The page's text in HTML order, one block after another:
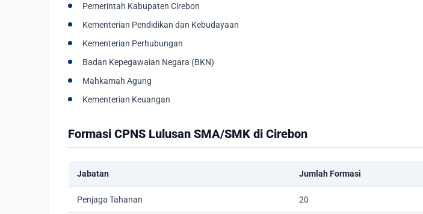
Pemerintah Kabupaten Cirebon
Kementerian Pendidikan dan Kebudayaan
Kementerian Perhubungan
Badan Kepegawaian Negara (BKN)
Mahkamah Agung
Kementerian Keuangan
Formasi CPNS Lulusan SMA/SMK di Cirebon
Jabatan Jumlah Formasi
Penjaga Tahanan 20